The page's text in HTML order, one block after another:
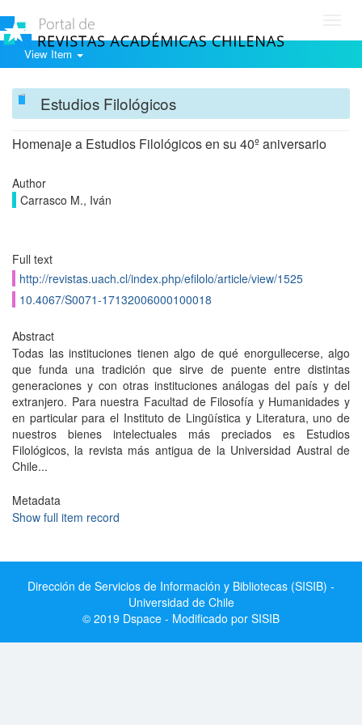
View Item
Estudios Filológicos
Homenaje a Estudios Filológicos en su 40º aniversario
Author
Carrasco M., Iván
Full text
http://revistas.uach.cl/index.php/efilolo/article/view/1525
10.4067/S0071-17132006000100018
Abstract
Todas las instituciones tienen algo de qué enorgullecerse, algo
que funda una tradición que sirve de puente entre distintas
generaciones y con otras instituciones análogas del país y del
extranjero. Para nuestra Facultad de Filosofía y Humanidades y
en particular para el Instituto de Lingüística y Literatura, uno de
nuestros bienes intelectuales más preciados es Estudios
Filológicos, la revista más antigua de la Universidad Austral de
Chile...
Metadata
Show full item record
Dirección de Servicios de Información y Bibliotecas (SISIB) -
Universidad de Chile
© 2019 Dspace - Modificado por SISIB